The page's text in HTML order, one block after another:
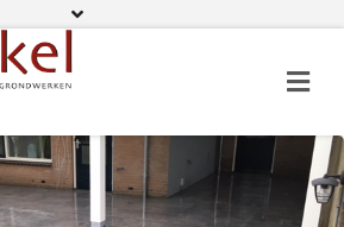
06 11 82 01 19